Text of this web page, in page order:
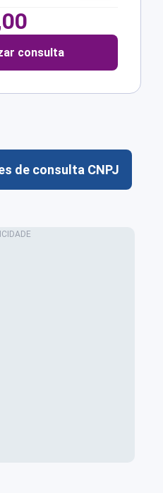
consulta
de consulta CNPJ